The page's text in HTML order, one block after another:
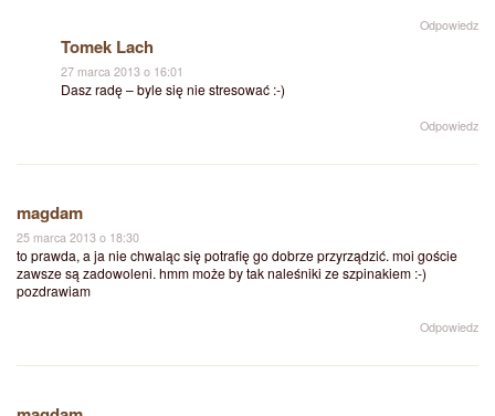
Odpowiedz
Tomek Lach
27 marca 2013 o 16:01
Dasz radę – byle się nie stresować :-)
Odpowiedz
magdam
25 marca 2013 o 18:30
to prawda, a ja nie chwaląc się potrafię go dobrze przyrządzić. moi goście
zawsze są zadowoleni. hmm może by tak naleśniki ze szpinakiem :-)
pozdrawiam
Odpowiedz